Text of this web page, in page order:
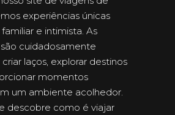
experiências únicas
e intimista. As
são cuidadosamente
laços, explorar destinos
momentos
um ambiente acolhedor.
descobre como é viajar